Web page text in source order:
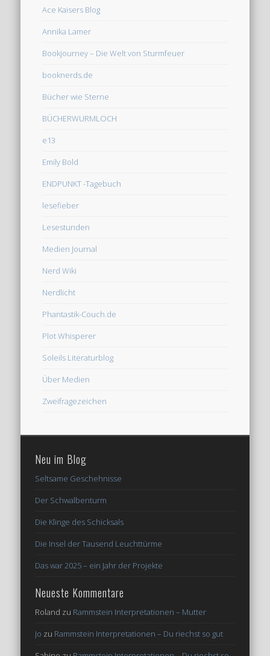
Ace Kaisers Blog
Annika Lamer
Bookjourney – Die Welt von Sturmfeuer
booknerds.de
Bücher wie Sterne
BÜCHERWURMLOCH
e13
Emily Bold
ENDPUNKT -Tagebuch
lesefieber
Lesestunden
Medien Journal
Nerd Wiki
Nerdlicht
Phantastik-Couch.de
Plot Whisperer
Soleils Literaturblog
Über Medien
Zweifragezeichen
Neu im Blog
Seltsame Geschehnisse
Der Schwalbenturm
Die Klinge des Schicksals
Die Insel der Tausend Leuchttürme
Das war 2025 – ein Jahr der Projekte
Neueste Kommentare
Roland zu Rammstein Interpretationen – Mutter
Jo zu Rammstein Interpretationen – Du riechst so gut